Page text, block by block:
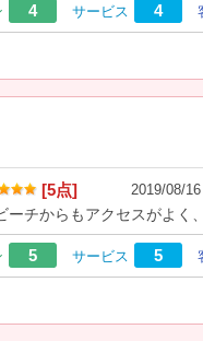
4 サービス 4
[5点] 2019/08/16
ーチからもアクセスがよく
5 サービス 5